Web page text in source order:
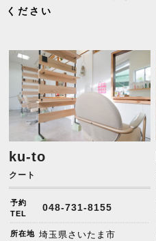
ください
ku-to
クート
予約
TEL
048-731-8155
所在地 埼玉県さいたま市